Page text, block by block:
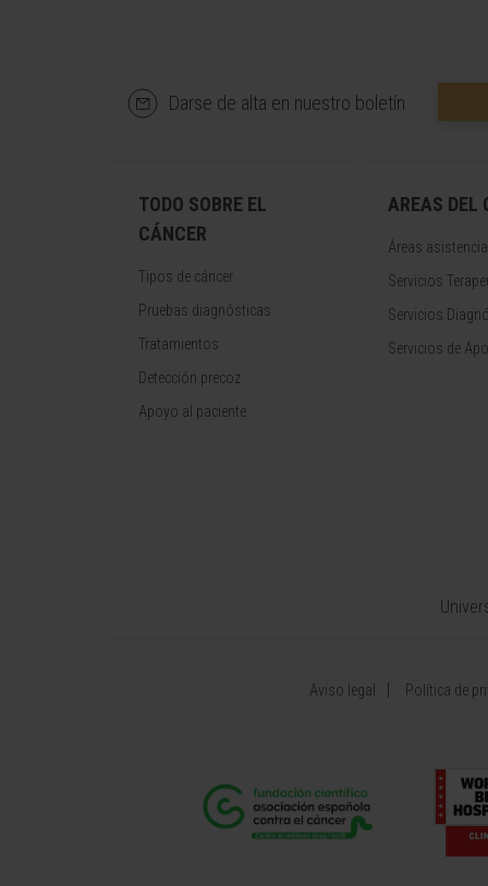
Darse de alta en nuestro boletín
TODO SOBRE EL
CÁNCER
Tipos de cáncer
Pruebas diagnósticas
Tratamientos
Detección precoz
Apoyo al paciente
AREAS DEL
Áreas
Servicios
Servicios
Servicios de
Aviso legal Política de